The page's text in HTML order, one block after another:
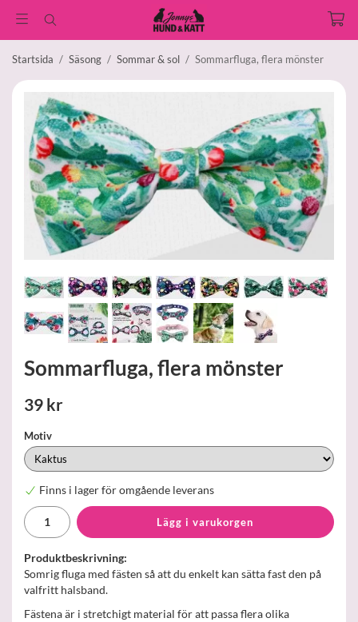
Startsida / Säsong / Sommar & sol / Sommarfluga, flera mönster
Sommarfluga, flera mönster
39 kr
Motiv
Finns i lager för omgående leverans
Lägg i varukorgen
Produktbeskrivning:
Somrig fluga med fästen så att du enkelt kan sätta fast den på
valfritt halsband.
Fästena är i stretchigt material för att passa flera olika